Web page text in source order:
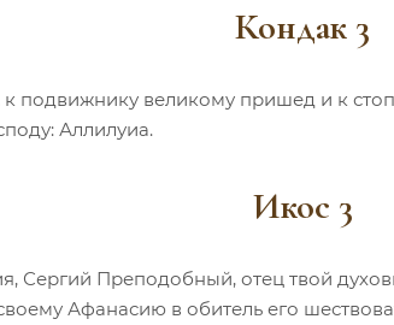
Кондак 3
подвижнику великому пришед и к
Аллилуиа.
Икос 3
Сергий Преподобный, отец твой
Афанасию в обитель его